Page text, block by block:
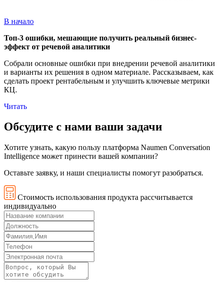
В начало
Топ-3 ошибки, мешающие получить реальный бизнес-
эффект от речевой аналитики
Собрали основные ошибки при внедрении речевой аналитики
и варианты их решения в одном материале. Рассказываем, как
сделать проект рентабельным и улучшить ключевые метрики
КЦ.
Читать
Обсудите с нами ваши задачи
Хотите узнать, какую пользу платформа Naumen Conversation
Intelligence может принести вашей компании?
Оставьте заявку, и наши специалисты помогут разобраться.
Стоимость использования продукта рассчитывается
индивидуально